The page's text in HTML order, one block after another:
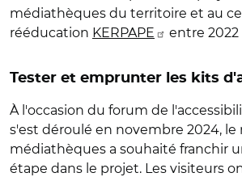
médiathèques du territoire et au
rééducation KERPAPE entre 2022
Tester et emprunter les kits
À l'occasion du forum de
s'est déroulé en novembre 2024, le
médiathèques a souhaité franchir
étape dans le projet. Les visiteurs